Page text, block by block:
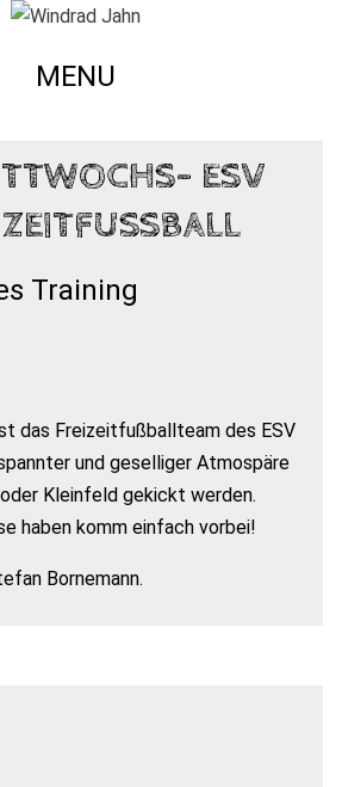
MENU
ESV
Training
das Freizeitfußballteam des ESV
und geselliger Atmospäre
Kleinfeld gekickt werden.
haben komm einfach vorbei!
Bornemann.